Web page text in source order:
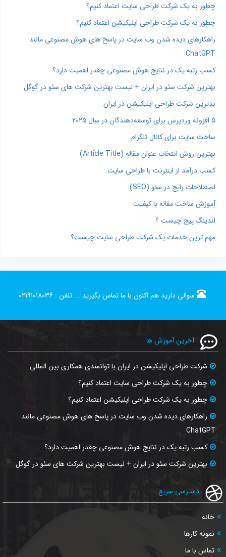
چطور به یک شرکت طراحی سایت اعتماد کنیم؟
چطور به یک شرکت طراحی اپلیکیشن اعتماد کنیم؟
راهکارهای دیده شدن وب‌ سایت در پاسخ‌ های هوش مصنوعی مانند
ChatGPT
کسب رتبه یک در نتایج هوش مصنوعی چقدر اهمیت دارد؟
بهترین شرکت سئو در ایران + لیست بهترین شرکت های سئو در گوگل
بدترین شرکت طراحی اپلیکیشن در ایران
5 افزونه وردپرس برای توسعه‌دهندگان در سال 2025
ساخت سایت برای کانال تلگرام
بهترین روش انتخاب عنوان مقاله (Article Title)
کسب درآمد از اینترنت با طراحی سایت
اصطلاحات رایج در سئو (SEO)
آموزش ساخت مقاله با کیفیت
لندینگ پیج چیست ؟
مهم ترین خدمات یک شرکت طراحی سایت چیست؟
سوالی دارید هم اکنون با ما تماس بگیرید ... تلفن : 02191018036
آخرین آموزش ها
شرکت طراحی اپلیکیشن در ایران با توانمندی همکاری بین المللی
چطور به یک شرکت طراحی سایت اعتماد کنیم؟
چطور به یک شرکت طراحی اپلیکیشن اعتماد کنیم؟
راهکارهای دیده شدن وب‌ سایت در پاسخ‌ های هوش مصنوعی مانند
ChatGPT
کسب رتبه یک در نتایج هوش مصنوعی چقدر اهمیت دارد؟
بهترین شرکت سئو در ایران + لیست بهترین شرکت های سئو در گوگل
دسترسی سریع
خانه
نمونه کارها
تماس با ما